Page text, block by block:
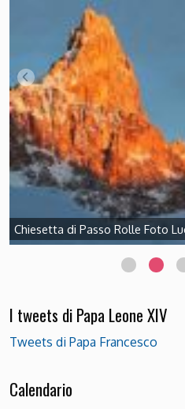
Chiesetta di Passo Rolle Foto
I tweets di Papa Leone XIV
Tweets di Papa Francesco
Calendario